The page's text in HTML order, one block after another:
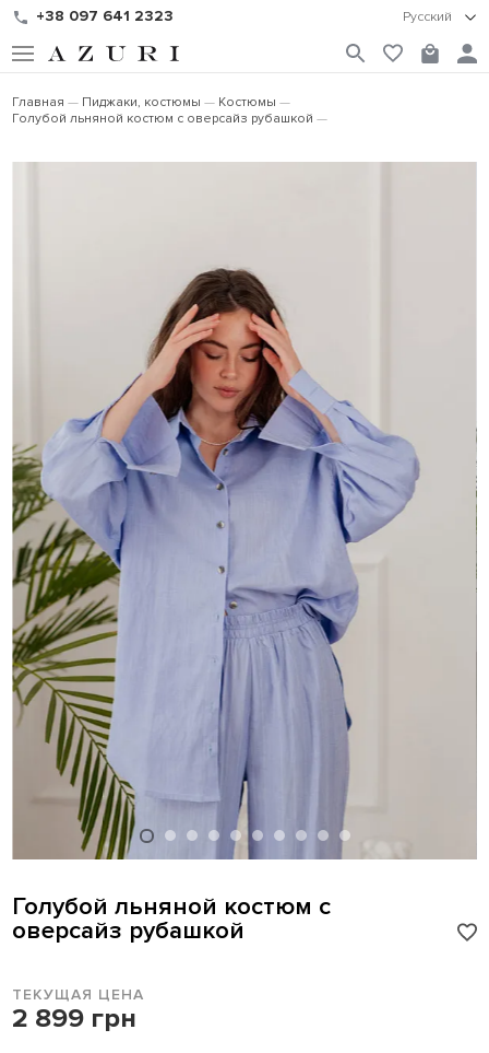
+38 097 641 2323 Русский
Главная Пиджаки, костюмы
Костюмы
Голубой льняной костюм с оверсайз рубашкой
Голубой льняной костюм с
оверсайз рубашкой
ТЕКУЩАЯ ЦЕНА
2 899 грн